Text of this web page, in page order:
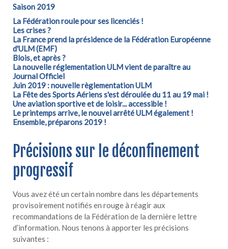
Précisions sur le déconfinement
progressif
Vous avez été un certain nombre dans les départements
provisoirement notifiés en rouge à réagir aux
recommandations de la Fédération de la dernière lettre
d’information. Nous tenons à apporter les précisions
suivantes :
Saison 2019
La Fédération roule pour ses licenciés !
Les crises ?
La France prend la présidence de la Fédération Européenne
d'ULM (EMF)
Blois, et après ?
La nouvelle réglementation ULM vient de paraître au
Journal Officiel
Juin 2019 : nouvelle règlementation ULM
La Fête des Sports Aériens s'est déroulée du 11 au 19 mai !
Une aviation sportive et de loisir... accessible !
Le printemps arrive, le nouvel arrêté ULM également !
Ensemble, préparons 2019 !